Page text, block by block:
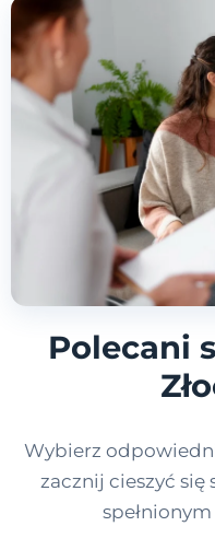
Polecani
Wybierz
zacznij cieszyć się